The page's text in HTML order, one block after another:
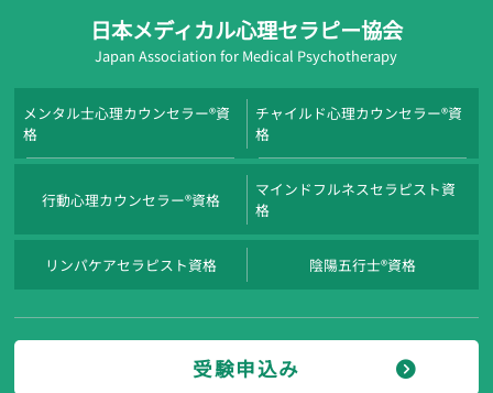
日本メディカル心理セラピー協会
Japan Association for Medical Psychotherapy
メンタル士心理カウンセラー®資
格
チャイルド心理カウンセラー®資
格
行動心理カウンセラー®資格
マインドフルネスセラピスト資
格
リンパケアセラピスト資格 陰陽五行士®資格
受験申込み